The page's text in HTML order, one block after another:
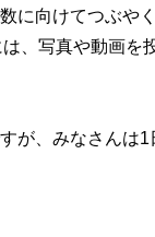
に向けてつぶや
、写真や動画を
が、みなさんは